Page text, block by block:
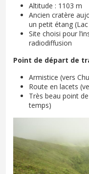
Altitude : 1103 m
Ancien cratère
un petit étang
Site choisi pour
radiodiffusion
Point de départ de
Armistice (vers
Route en lacets
Très beau point
temps)